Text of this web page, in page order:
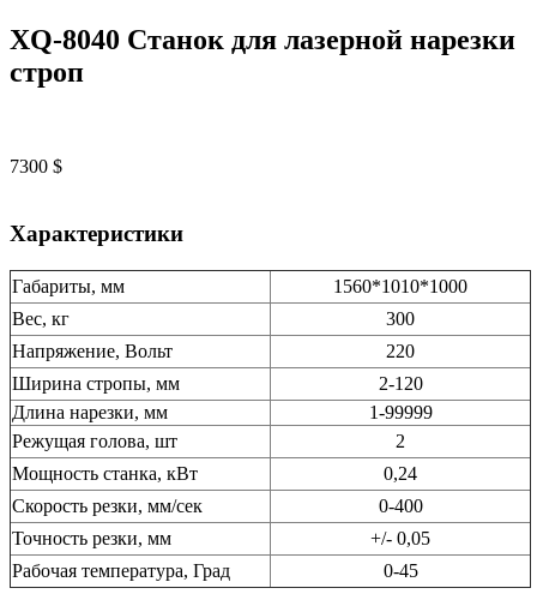
XQ-8040 Станок для лазерной нарезки
строп
7300 $
Характеристики
Габариты, мм
1560*1010*1000
Вес, кг
300
Напряжение, Вольт
220
Ширина стропы, мм
2-120
Длина нарезки, мм
1-99999
Режущая голова, шт
2
Мощность станка, кВт
0,24
Скорость резки, мм/сек
0-400
Точность резки, мм
+/- 0,05
Рабочая температура, Град
0-45